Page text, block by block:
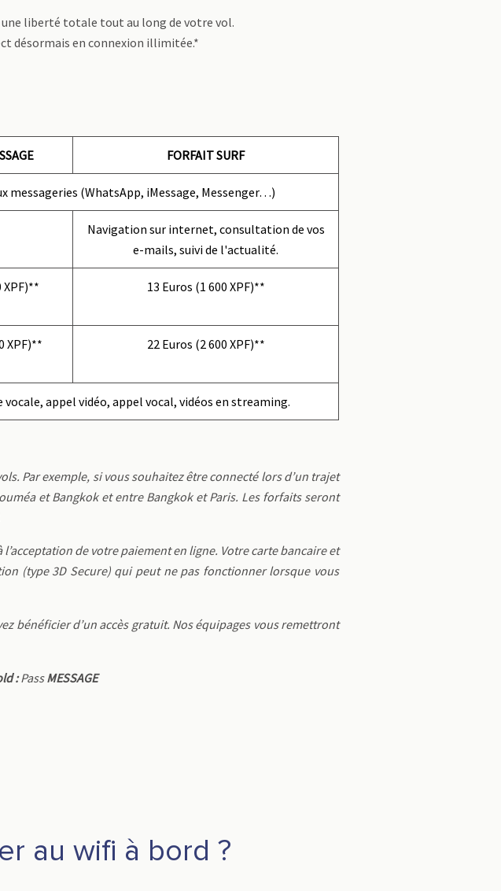
liberté totale tout au long de votre vol.
désormais en connexion illimitée.*
FORFAIT SURF
messageries (WhatsApp, iMessage, Messenger…)
Navigation sur internet, consultation de vos
e-mails, suivi de l'actualité.
XPF)** 13 Euros (1 600 XPF)**
XPF)** 22 Euros (2 600 XPF)**
vocale, appel vidéo, appel vocal, vidéos en streaming.
Par exemple, si vous souhaitez être connecté lors d’un trajet
et Bangkok et entre Bangkok et Paris. Les forfaits seront
de votre paiement en ligne. Votre carte bancaire et
(type 3D Secure) qui peut ne pas fonctionner lorsque vous
bénéficier d’un accès gratuit. Nos équipages vous remettront
:PassMESSAGE
au wifi à bord ?